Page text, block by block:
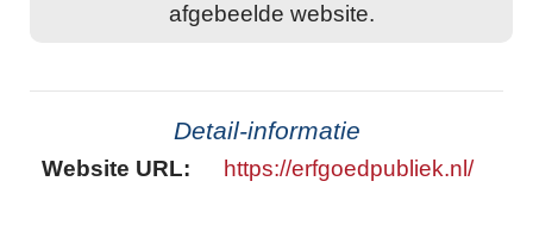
afgebeelde website.
Detail-informatie
Website URL: https://erfgoedpubliek.nl/